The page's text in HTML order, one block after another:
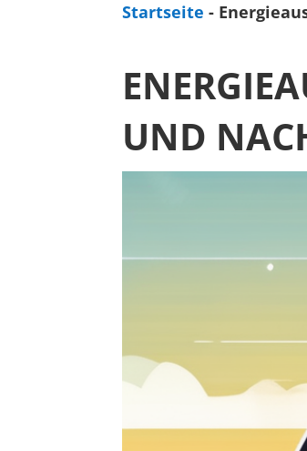
Startseite -
UND